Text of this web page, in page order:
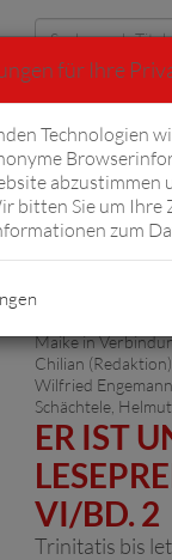
Erweiterte
Maike in
Chilian
Wilfried
Schächtele,
ER IST
VI/BD. 2
Trinitatis bis
für Ihre
Technologien
abzustimmen
bitten Sie um Ihre
zum